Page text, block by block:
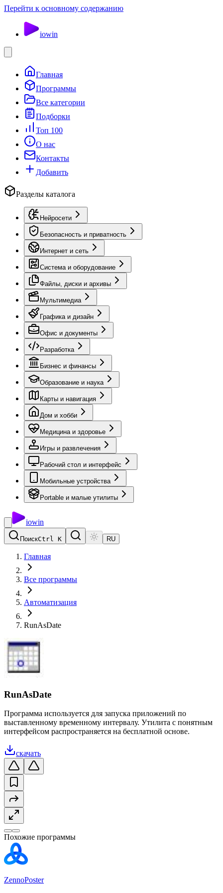
Перейти к основному содержанию
iowin
Главная
Программы
Все категории
Подборки
Топ 100
О нас
Контакты
Добавить
Разделы каталога
Нейросети
Безопасность и приватность
Интернет и сеть
Система и оборудование
Файлы, диски и архивы
Мультимедиа
Графика и дизайн
Офис и документы
Разработка
Бизнес и финансы
Образование и наука
Карты и навигация
Дом и хобби
Медицина и здоровье
Игры и развлечения
Рабочий стол и интерфейс
Мобильные устройства
Portable и малые утилиты
iowin
ПоискCtrl K RU
Главная
Все программы
Автоматизация
RunAsDate
RunAsDate
Программа используется для запуска приложений по
выставленному временному интервалу. Утилита с понятным
интерфейсом распространяется на бесплатной основе.
скачать
Похожие программы
ZennoPoster